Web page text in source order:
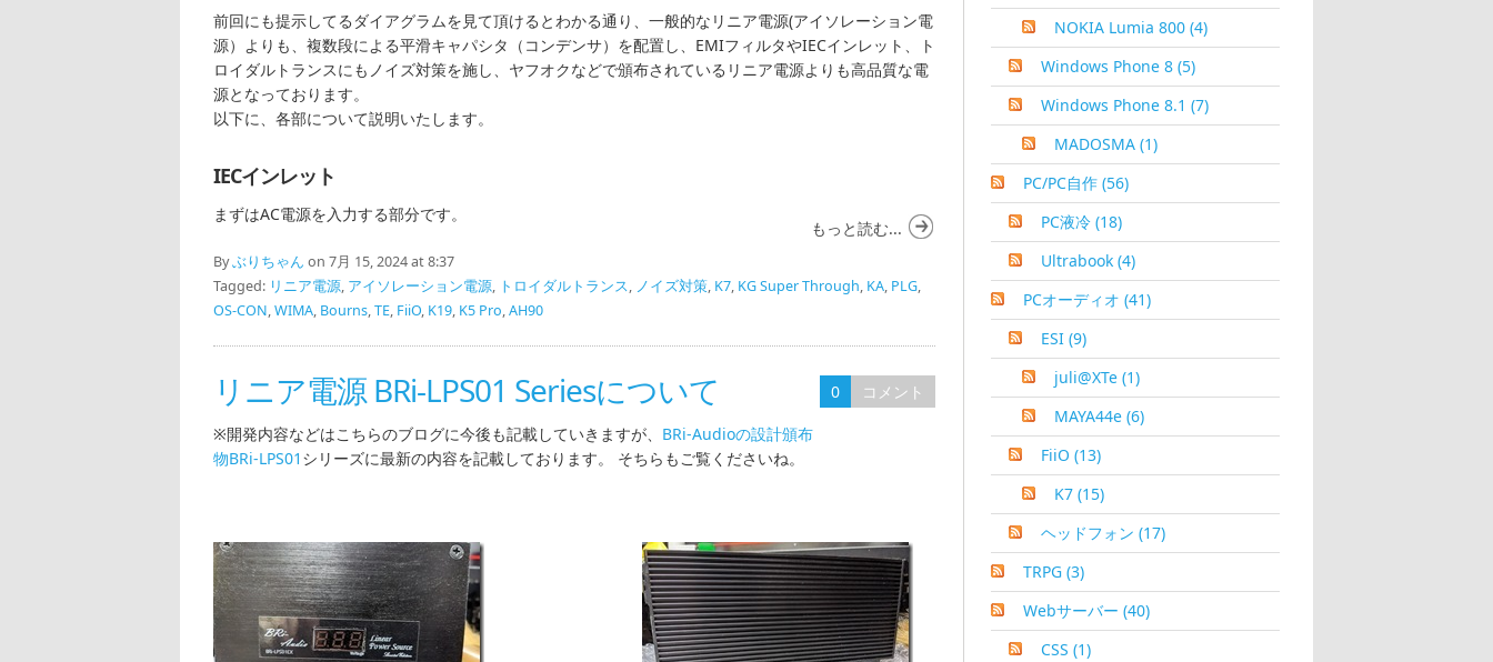
前回にも提示してるダイアグラムを見て頂けるとわかる通り、一般的なリニア電源(アイソレーション電
源）よりも、複数段による平滑キャパシタ（コンデンサ）を配置し、EMIフィルタやIECインレット、ト
ロイダルトランスにもノイズ対策を施し、ヤフオクなどで頒布されているリニア電源よりも高品質な電
源となっております。
以下に、各部について説明いたします。
IECインレット
まずはAC電源を入力する部分です。
もっと読む...
Byぶりちゃん on 7月 15, 2024 at 8:37
Tagged: リニア電源, アイソレーション電源, トロイダルトランス, ノイズ対策, K7, KG Super Through, KA, PLG,
OS-CON,WIMA, Bourns,TE, FiiO, K19, K5 Pro,AH90
リニア電源 BRi-LPS01 Seriesについて 0
コメント
※開発内容などはこちらのブログに今後も記載していきますが、 BRi-Audioの設計頒布
物BRi-LPS01 シリーズに最新の内容を記載しております。 そちらもご覧くださいね。
NOKIA Lumia 800 (4)
Windows Phone 8 (5)
Windows Phone 8.1 (7)
MADOSMA (1)
PC/PC自作 (56)
PC液冷 (18)
Ultrabook (4)
PCオーディオ (41)
ESI (9)
juli@XTe (1)
MAYA44e (6)
FiiO (13)
K7 (15)
ヘッドフォン (17)
TRPG (3)
Webサーバー (40)
CSS (1)